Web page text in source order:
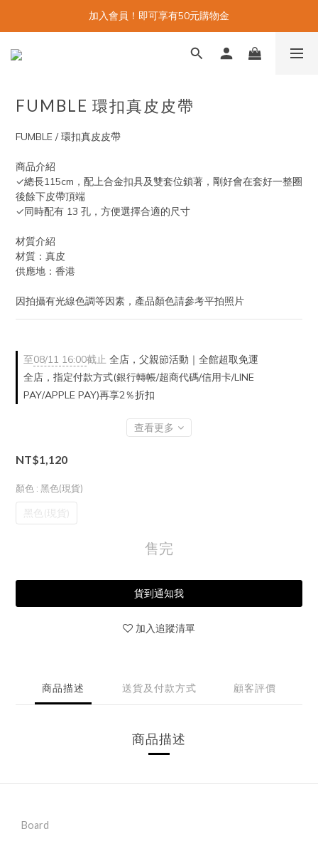
加入會員！即可享有50元購物金
FUMBLE 環扣真皮皮帶
FUMBLE / 環扣真皮皮帶
商品介紹
✓總長115cm，配上合金扣具及雙套位鎖著，剛好會在套好一整圈
後餘下皮帶頂端
✓同時配有 13 孔，方便選擇合適的尺寸
材質介紹
材質：真皮
供應地：香港
因拍攝有光線色調等因素，產品顏色請參考平拍照片
至08/11 16:00截止 全店，父親節活動｜全館超取免運
全店，指定付款方式(銀行轉帳/超商代碼/信用卡/LINE
PAY/APPLE PAY)再享2％折扣
查看更多
NT$1,120
顏色 : 黑色(現貨)
黑色(現貨)
售完
貨到通知我
加入追蹤清單
商品描述 送貨及付款方式 顧客評價
商品描述
Board